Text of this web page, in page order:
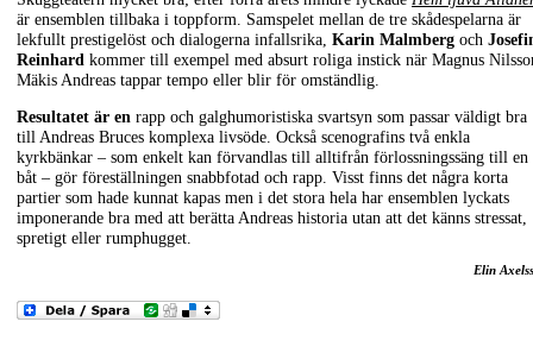
är ensemblen tillbaka i toppform. Samspelet mellan de tre skådespelarna är
lekfullt prestigelöst och dialogerna infallsrika, Karin Malmberg och
Reinhard kommer till exempel med absurt roliga instick när Magnus
Mäkis Andreas tappar tempo eller blir för omständlig.
Resultatet är en rapp och galghumoristiska svartsyn som passar väldigt bra
till Andreas Bruces komplexa livsöde. Också scenografins två enkla
kyrkbänkar – som enkelt kan förvandlas till alltifrån förlossningssäng till en
båt – gör föreställningen snabbfotad och rapp. Visst finns det några korta
partier som hade kunnat kapas men i det stora hela har ensemblen lyckats
imponerande bra med att berätta Andreas historia utan att det känns stressat,
spretigt eller rumphugget.
Elin